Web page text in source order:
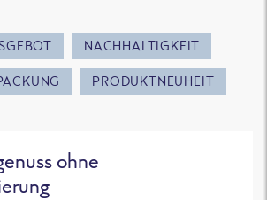
NACHHALTIGKEIT
PRODUKTNEUHEIT
ohne